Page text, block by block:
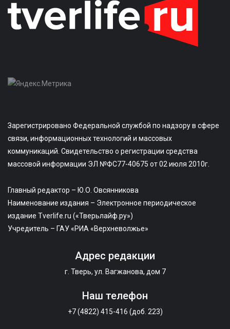
Зарегистрировано Федеральной службой по надзору в сфере
связи, информационных технологий и массовых
коммуникаций. Свидетельство о регистрации средства
массовой информации ЭЛ №ФС77-40675 от 02 июля 2010г.
Главный редактор – Ю.О. Овсянникова
Наименование издания – Электронное периодическое
издание Tverlife.ru («Тверьлайф.ру»)
Учредитель – ГАУ «РИА «Верхневолжье»
Адрес редакции
г. Тверь, ул. Вагжанова, дом 7
Наш телефон
+7 (4822) 415-416 (доб. 223)